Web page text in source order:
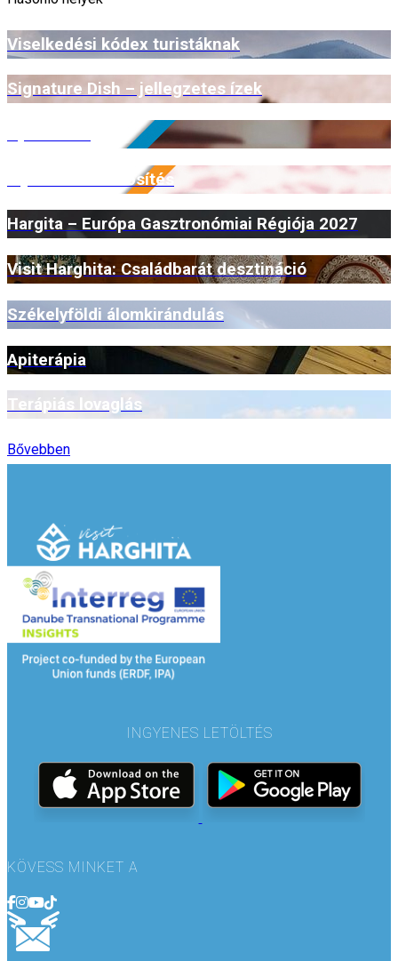
Viselkedési kódex turistáknak
Signature Dish – jellegzetes ízek
Myrmidone minősítés
Hargita – Európa Gasztronómiai Régiója 2027
Visit Harghita: Családbarát desztináció
Székelyföldi álomkirándulás
Apiterápia
Terápiás lovaglás
Bővebben
INGYENES LETÖLTÉS
KÖVESS MINKET A